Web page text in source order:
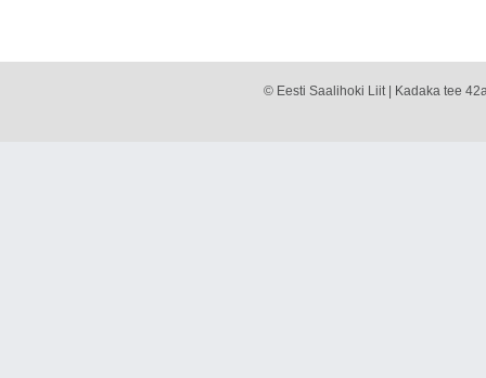
© Eesti Saalihoki Liit | Kadaka tee